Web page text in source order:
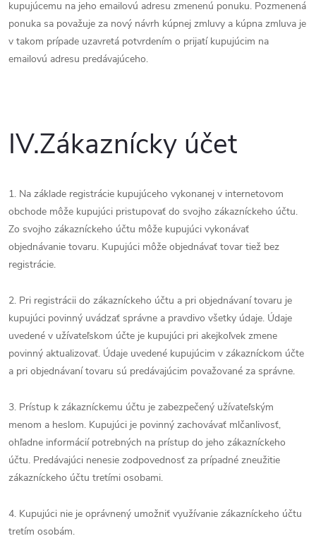
kupujúcemu na jeho emailovú adresu zmenenú ponuku. Pozmenená
ponuka sa považuje za nový návrh kúpnej zmluvy a kúpna zmluva je
v takom prípade uzavretá potvrdením o prijatí kupujúcim na
emailovú adresu predávajúceho.
IV.Zákaznícky účet
1. Na základe registrácie kupujúceho vykonanej v internetovom
obchode môže kupujúci pristupovať do svojho zákazníckeho účtu.
Zo svojho zákazníckeho účtu môže kupujúci vykonávať
objednávanie tovaru. Kupujúci môže objednávať tovar tiež bez
registrácie.
2. Pri registrácii do zákazníckeho účtu a pri objednávaní tovaru je
kupujúci povinný uvádzať správne a pravdivo všetky údaje. Údaje
uvedené v užívateľskom účte je kupujúci pri akejkoľvek zmene
povinný aktualizovať. Údaje uvedené kupujúcim v zákazníckom účte
a pri objednávaní tovaru sú predávajúcim považované za správne.
3. Prístup k zákazníckemu účtu je zabezpečený užívateľským
menom a heslom. Kupujúci je povinný zachovávať mlčanlivosť,
ohľadne informácií potrebných na prístup do jeho zákazníckeho
účtu. Predávajúci nenesie zodpovednosť za prípadné zneužitie
zákazníckeho účtu tretími osobami.
4. Kupujúci nie je oprávnený umožniť využívanie zákazníckeho účtu
tretím osobám.